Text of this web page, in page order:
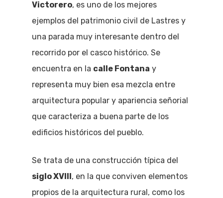
Victorero, es uno de los mejores
ejemplos del patrimonio civil de Lastres y
una parada muy interesante dentro del
recorrido por el casco histórico. Se
encuentra en la calle Fontana y
representa muy bien esa mezcla entre
arquitectura popular y apariencia señorial
que caracteriza a buena parte de los
edificios históricos del pueblo.
Se trata de una construcción típica del
siglo XVIII, en la que conviven elementos
propios de la arquitectura rural, como los